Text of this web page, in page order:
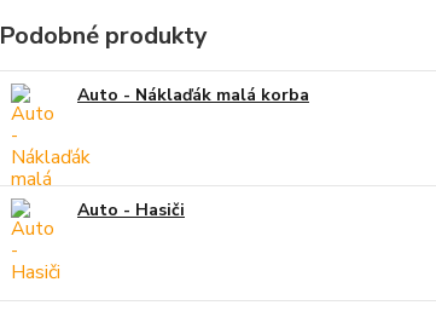
Podobné produkty
Auto - Náklaďák malá korba
Auto - Hasiči